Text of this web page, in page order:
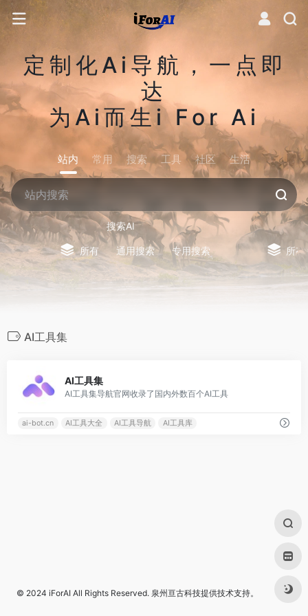
定制化Ai导航，一点即
达
为Ai而生i For Ai
站内 常用 搜索 工具 社区 生活
搜索AI
所有 通用搜索 专用搜索 所有
AI工具集
AI工具集
AI工具集导航官网收录了国内外数百个AI工具
ai-bot.cn AI工具大全 AI工具导航 AI工具库
© 2024 iForAI All Rights Reserved. 泉州亘古科技提供技术支持。